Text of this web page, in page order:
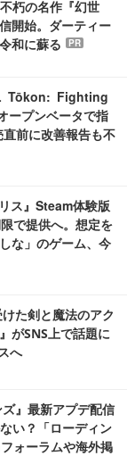
朽の名作『幻世
開始。ダーティー
和に蘇る
PR
Tōkon: Fighting
ープンベータで指
前に改善報告も不
ス』Steam体験版
で提供へ。想定を
な」のゲーム、今
た剣と魔法のアク
がSNS上で話題に
へ
ズ』最新アプデ配信
い？「ローディン
ォーラムや海外掲